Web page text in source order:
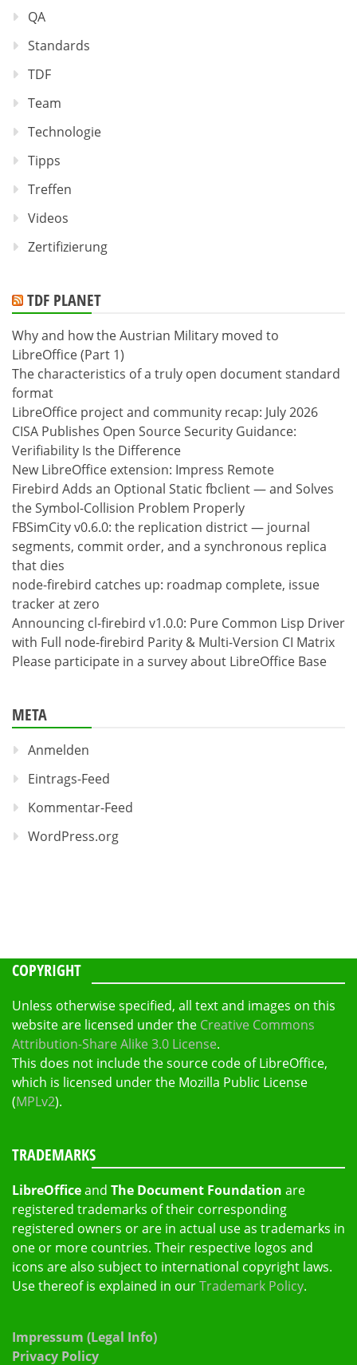
QA
Standards
TDF
Team
Technologie
Tipps
Treffen
Videos
Zertifizierung
TDF PLANET
Why and how the Austrian Military moved to
LibreOffice (Part 1)
The characteristics of a truly open document standard
format
LibreOffice project and community recap: July 2026
CISA Publishes Open Source Security Guidance:
Verifiability Is the Difference
New LibreOffice extension: Impress Remote
Firebird Adds an Optional Static fbclient — and Solves
the Symbol-Collision Problem Properly
FBSimCity v0.6.0: the replication district — journal
segments, commit order, and a synchronous replica
that dies
node-firebird catches up: roadmap complete, issue
tracker at zero
Announcing cl-firebird v1.0.0: Pure Common Lisp Driver
with Full node-firebird Parity & Multi-Version CI Matrix
Please participate in a survey about LibreOffice Base
META
Anmelden
Eintrags-Feed
Kommentar-Feed
WordPress.org
COPYRIGHT
Unless otherwise specified, all text and images on this
website are licensed under the Creative Commons
Attribution-Share Alike 3.0 License.
This does not include the source code of LibreOffice,
which is licensed under the Mozilla Public License
(MPLv2).
TRADEMARKS
LibreOfficeand The Document Foundation are
registered trademarks of their corresponding
registered owners or are in actual use as trademarks in
one or more countries. Their respective logos and
icons are also subject to international copyright laws.
Use thereof is explained in ourTrademark Policy.
Impressum (Legal Info)
Privacy Policy